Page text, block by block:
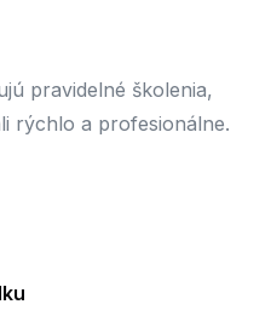
pravidelné školenia,
rýchlo a profesionálne.